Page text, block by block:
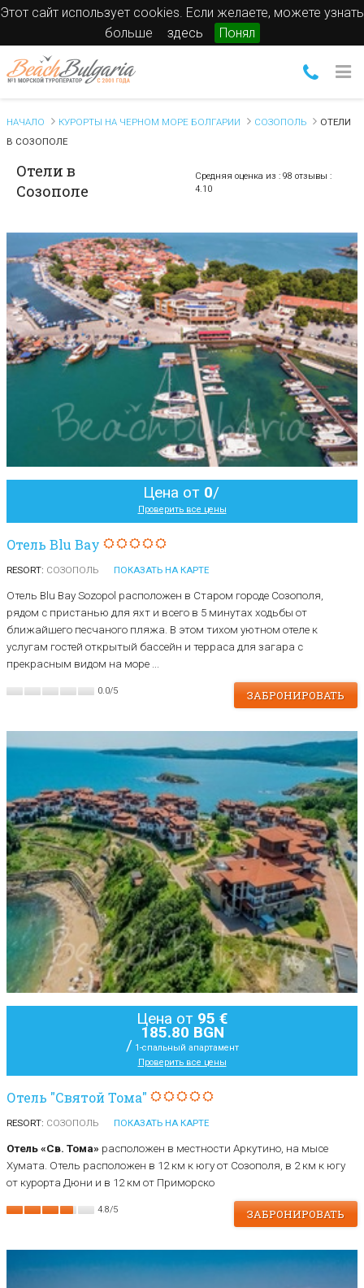
Этот сайт использует cookies. Если желаете, можете узнать
больше
здесь Понял
НАЧАЛО КУРОРТЫ НА ЧЕРНОМ МОРЕ БОЛГАРИИ СОЗОПОЛЬ
ОТЕЛИ
В СОЗОПОЛЕ
Отели в
Созополе
Средняя оценка из : 98 отзывы :
4.10
Цена от 0/
Проверить все цены
Oтель Blu Bay
RESORT: СОЗОПОЛЬ ПОКАЗАТЬ НА КАРТЕ
Oтель Blu Bay Sozopol расположен в Старом городе Созополя,
рядом с пристанью для яхт и всего в 5 минутах ходьбы от
ближайшего песчаного пляжа. В этом тихом уютном отеле к
услугам гостей открытый бассейн и терраса для загара с
прекрасным видом на море ...
ЗАБРОНИРОВАТЬ
0.0/5
Цена от 95 €
185.80 BGN
/ 1-спальный апартамент
Проверить все цены
Отель "Святой Тома"
RESORT: СОЗОПОЛЬ ПОКАЗАТЬ НА КАРТЕ
Отель «Св. Тома» расположен в местности Аркутино, на мысе
Хумата. Отель расположен в 12 км к югу от Созополя, в 2 км к югу
от курорта Дюни и в 12 км от Приморско
ЗАБРОНИРОВАТЬ
4.8/5